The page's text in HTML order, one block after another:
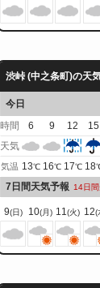
渋峠 (中之条町)の天
今日
時間
6 9 12 15
天気
気温 13℃ 16℃ 17℃ 18
7日間天気予報 14日
9(日) 10(月) 11(火) 12(